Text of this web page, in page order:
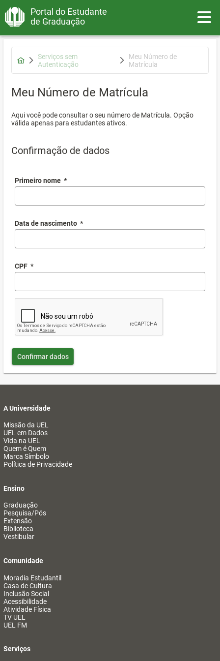
Portal do Estudante
de Graduação
Serviços sem
Autenticação
Meu Número de
Matrícula
Meu Número de Matrícula
Aqui você pode consultar o seu número de Matrícula. Opção
válida apenas para estudantes ativos.
Confirmação de dados
Primeiro nome *
Data de nascimento *
CPF *
Confirmar dados
A Universidade
Missão da UEL
UEL em Dados
Vida na UEL
Quem é Quem
Marca Símbolo
Política de Privacidade
Ensino
Graduação
Pesquisa/Pós
Extensão
Biblioteca
Vestibular
Comunidade
Moradia Estudantil
Casa de Cultura
Inclusão Social
Acessibilidade
Atividade Física
TV UEL
UEL FM
Serviços